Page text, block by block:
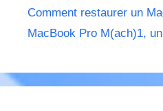
Comment restaurer un
MacBook Pro M(ach)1,